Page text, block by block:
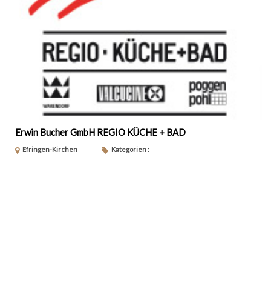
Erwin Bucher GmbH REGIO KÜCHE + BAD
Efringen-Kirchen Kategorien :